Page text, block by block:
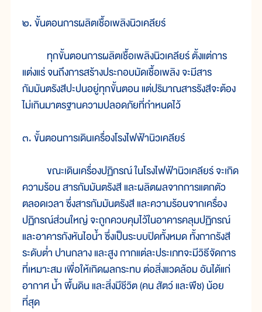
๒. ขั้นตอนการผลิตเชื้อเพลิงนิวเคลียร์
ทุกขั้นตอนการผลิตเชื้อเพลิงนิวเคลียร์ ตั้งแต่การ
แต่งแร่ จนถึงการสร้างประกอบมัดเชื้อเพลิง จะมีสาร
กัมมันตรังสีปะปนอยู่ทุกขั้นตอน แต่ปริมาณสารรังสีจะต้อง
ไม่เกินมาตรฐานความปลอดภัยที่กำหนดไว้
๓. ขั้นตอนการเดินเครื่องโรงไฟฟ้านิวเคลียร์
ขณะเดินเครื่องปฏิกรณ์ ในโรงไฟฟ้านิวเคลียร์ จะเกิด
ความร้อน สารกัมมันตรังสี และผลิตผลจากการแตกตัว
ตลอดเวลา ซึ่งสารกัมมันตรังสี และความร้อนจากเครื่อง
ปฏิกรณ์ส่วนใหญ่ จะถูกควบคุมไว้ในอาคารคลุมปฏิกรณ์
และอาคารกังหันไอน้ำ ซึ่งเป็นระบบปิดทั้งหมด ทั้งกากรังสี
ระดับต่ำ ปานกลาง และสูง กากแต่ละประเภทจะมีวิธีจัดการ
ที่เหมาะสม เพื่อให้เกิดผลกระทบ ต่อสิ่งแวดล้อม อันได้แก่
อากาศ น้ำ พื้นดิน และสิ่งมีชีวิต (คน สัตว์ และพืช) น้อย
ที่สุด